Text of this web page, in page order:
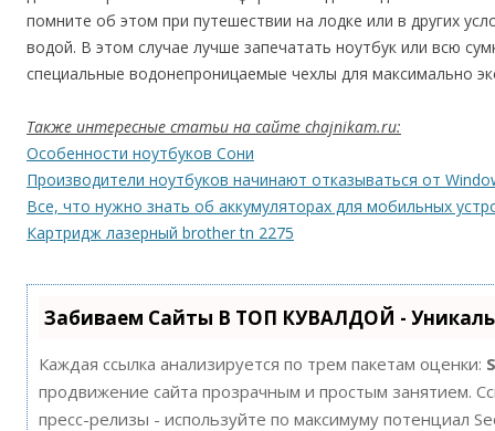
помните об этом при путешествии на лодке или в других
водой. В этом случае лучше запечатать ноутбук или всю
специальные водонепроницаемые чехлы для максимально
Также интересные статьи на сайте chajnikam.ru:
Особенности ноутбуков Сони
Производители ноутбуков начинают отказываться от
Все, что нужно знать об аккумуляторах для мобильных
Картридж лазерный brother tn 2275
Забиваем Сайты В ТОП КУВАЛДОЙ -
Каждая ссылка анализируется по трем пакетам оценки:
продвижение сайта прозрачным и простым занятием.
пресс-релизы - используйте по максимуму потенциал